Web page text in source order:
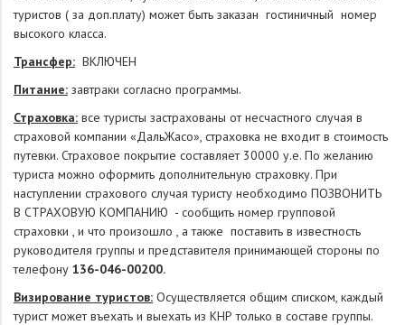
­ - Встреча-проводы -
русскоговорящий гид-
от 5 чел.)
туристов ( за доп.плату) может быть заказан гостиничный номер
высокого класса.
Трансфер: ВКЛЮЧЕН
Питание: завтраки согласно программы.
Страховка: все туристы застрахованы от несчастного случая в
страховой компании «ДальЖасо», страховка не входит в стоимость
путевки. Страховое покрытие составляет 30000 у.е. По желанию
туриста можно оформить дополнительную страховку. При
наступлении страхового случая туристу необходимо ПОЗВОНИТЬ
В СТРАХОВУЮ КОМПАНИЮ - сообщить номер групповой
страховки , и что произошло , а также поставить в известность
руководителя группы и представителя принимающей стороны по
телефону 136-046-00200.
Визирование туристов: Осуществляется общим списком, каждый
турист может въехать и выехать из КНР только в составе группы.